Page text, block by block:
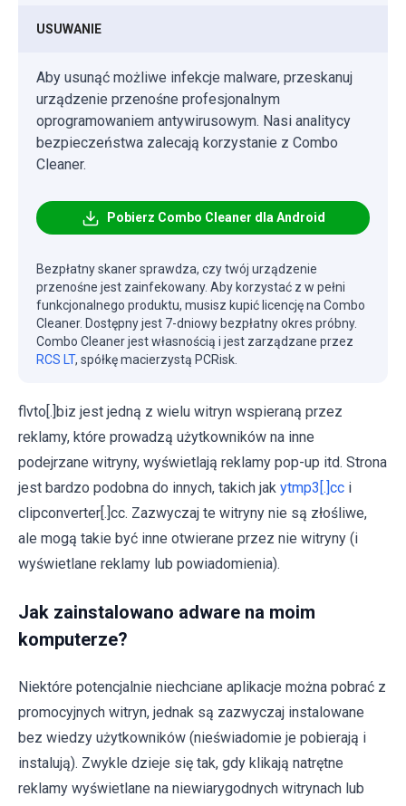
USUWANIE
Aby usunąć możliwe infekcje malware, przeskanuj
urządzenie przenośne profesjonalnym
oprogramowaniem antywirusowym. Nasi analitycy
bezpieczeństwa zalecają korzystanie z Combo
Cleaner.
Pobierz Combo Cleaner dla Android
Bezpłatny skaner sprawdza, czy twój urządzenie
przenośne jest zainfekowany. Aby korzystać z w pełni
funkcjonalnego produktu, musisz kupić licencję na Combo
Cleaner. Dostępny jest 7-dniowy bezpłatny okres próbny.
Combo Cleaner jest własnością i jest zarządzane przez
RCS LT, spółkę macierzystą PCRisk.
flvto[.]biz jest jedną z wielu witryn wspieraną przez
reklamy, które prowadzą użytkowników na inne
podejrzane witryny, wyświetlają reklamy pop-up itd. Strona
jest bardzo podobna do innych, takich jak ytmp3[.]cc i
clipconverter[.]cc. Zazwyczaj te witryny nie są złośliwe,
ale mogą takie być inne otwierane przez nie witryny (i
wyświetlane reklamy lub powiadomienia).
Jak zainstalowano adware na moim
komputerze?
Niektóre potencjalnie niechciane aplikacje można pobrać z
promocyjnych witryn, jednak są zazwyczaj instalowane
bez wiedzy użytkowników (nieświadomie je pobierają i
instalują). Zwykle dzieje się tak, gdy klikają natrętne
reklamy wyświetlane na niewiarygodnych witrynach lub